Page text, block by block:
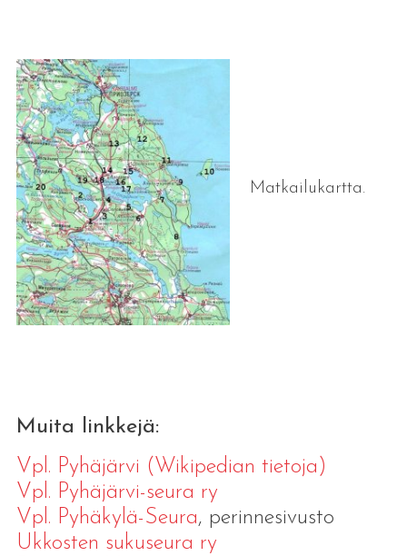
Matkailukartta.
Muita linkkejä:
Vpl. Pyhäjärvi (Wikipedian tietoja)
Vpl. Pyhäjärvi-seura ry
Vpl. Pyhäkylä-Seura, perinnesivusto
Ukkosten sukuseura ry